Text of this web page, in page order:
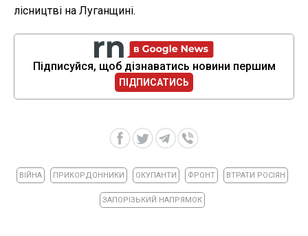
лісництві на Луганщині.
Підписуйся, щоб дізнаватись новини першим
ПІДПИСАТИСЬ
ВІЙНА ПРИКОРДОННИКИ ОКУПАНТИ ФРОНТ ВТРАТИ РОСІЯН
ЗАПОРІЗЬКИЙ НАПРЯМОК